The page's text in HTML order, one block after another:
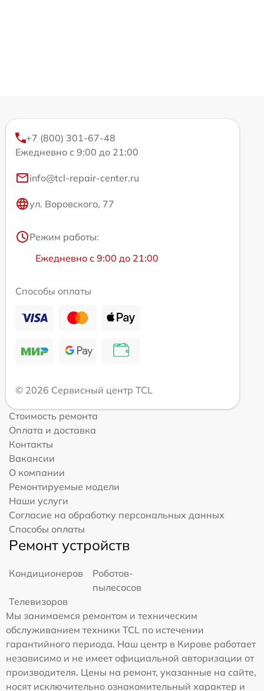
+7 (800) 301-67-48
Ежедневно с 9:00 до 21:00
info@tcl-repair-center.ru
ул. Воровского, 77
Режим работы:
Ежедневно с 9:00 до 21:00
Способы оплаты
© 2026 Сервисный центр TCL
Стоимость ремонта
Оплата и доставка
Контакты
Вакансии
О компании
Ремонтируемые модели
Наши услуги
Согласие на обработку персональных данных
Способы оплаты
Ремонт устройств
Кондиционеров
Роботов-
пылесосов
Телевизоров
Мы занимаемся ремонтом и техническим
обслуживанием техники TCL по истечении
гарантийного периода. Наш центр в Кирове работает
независимо и не имеет официальной авторизации от
производителя. Цены на ремонт, указанные на сайте,
носят исключительно ознакомительный характер и